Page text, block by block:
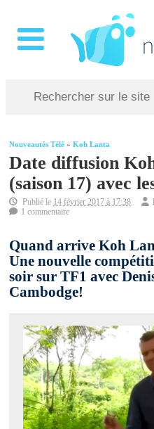
Nouveautés Télé »Koh Lanta
Date diffusion
(saison 17) avec
Publié le 14 février 2017 à 17:38
1 commentaire
Quand arrive Koh
Une nouvelle
soir sur TF1 avec
Cambodge!